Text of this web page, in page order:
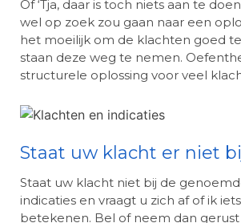
Of ‘Tja, daar is toch niets aan te
wel op zoek zou gaan naar een
het moeilijk om de klachten goed
staan deze weg te nemen.
structurele oplossing voor veel
Staat uw klacht er niet
Staat uw klacht niet bij de
indicaties en vraagt u zich af of ik
betekenen. Bel of neem dan gerust